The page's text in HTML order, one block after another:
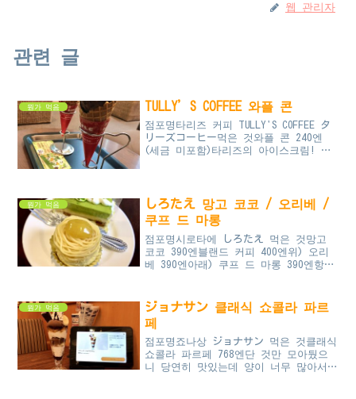
웹 관리자
관련 글
뭔가 먹음 TULLY’S COFFEE 와플 콘
점포명타리즈 커피 TULLY'S COFFEE タ
リーズコーヒー먹은 것와플 콘 240엔
(세금 미포함)타리즈의 아이스크림! 중
뭔가 먹음
しろたえ 망고 코코 / 오리베 /
쿠프 드 마롱
점포명시로타에 しろたえ 먹은 것망고
코코 390엔블랜드 커피 400엔위) 오리
베 390엔아래) 쿠프 드 마롱 390엔항상
니 들어가게 됐다....
뭔가 먹음
ジョナサン 클래식 쇼콜라 파르
페
점포명죠나상 ジョナサン 먹은 것클래식
쇼콜라 파르페 768엔단 것만 모아뒀으
니 당연히 맛있는데 양이 너무 많아서